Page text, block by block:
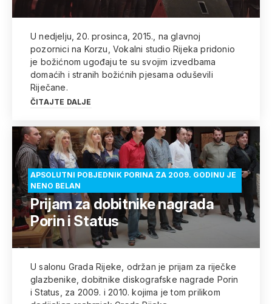
U nedjelju, 20. prosinca, 2015., na glavnoj
pozornici na Korzu, Vokalni studio Rijeka pridonio
je božićnom ugođaju te su svojim izvedbama
domaćih i stranih božićnih pjesama oduševili
Riječane.
ČITAJTE DALJE
APSOLUTNI POBJEDNIK PORINA ZA 2009. GODINU JE
NENO BELAN
Prijam za dobitnike nagrada
Porin i Status
U salonu Grada Rijeke, održan je prijam za riječke
glazbenike, dobitnike diskografske nagrade Porin
i Status, za 2009. i 2010. kojima je tom prilikom